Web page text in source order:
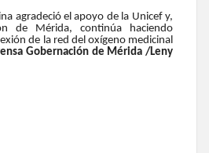
agradeció el apoyo de la Unicef y,
de Mérida, continúa haciendo
de la red del oxígeno medicinal
Gobernación de Mérida /Leny